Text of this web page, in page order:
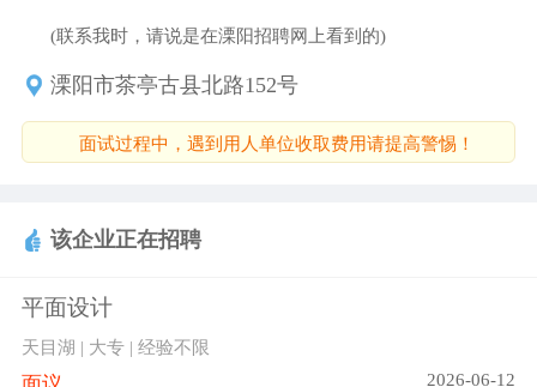
划、设计部门以及严格规范的生产工艺制度。 明道
标识致力于研究标识与环境需求，品牌形象与文化
性、科学性为企业及社会提供独具个性魅力、展现
(联系我时，请说是在溧阳招聘网上看到的)
溧阳市茶亭古县北路152号
面试过程中，遇到用人单位收取费用请提高警惕！
该企业正在招聘
平面设计
天目湖 | 大专 | 经验不限
2026-06-12